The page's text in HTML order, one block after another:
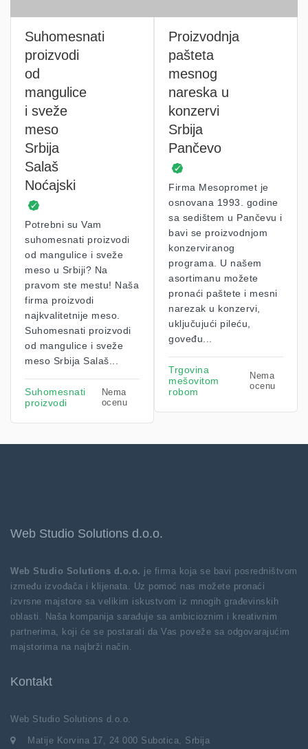
Suhomesnati
proizvodi
od
mangulice
i sveže
meso
Srbija
Salaš
Noćajski
Potrebni su Vam
suhomesnati proizvodi
od mangulice i sveže
meso u Srbiji? Na
pravom ste mestu! Naša
firma proizvodi
najkvalitetnije meso.
Suhomesnati proizvodi
od mangulice i sveže
meso Srbija Salaš...
Suhomesnati
proizvodi
Nema
ocenu
Proizvodnja
pašteta
mesnog
nareska u
konzervi
Srbija
Pančevo
Firma Mesopromet je
osnovana 1993. godine
sa sedištem u Pančevu i
bavi se proizvodnjom
konzerviranog
programa. U našem
asortimanu možete
pronaći paštete i mesni
narezak u konzervi,
uključujući pileću,
goveđu...
Trgovina
mešovitom
robom
Nema
ocenu
Web Studio Solutions d.o.o.
Web Studio Solutions d.o.o. je firma koja se bavi posredništvom
između izvođača i klijenata. Uz pomoć nas možete pronaći
izvrsne majstore sa velikim iskustvom iz mnogih građevinskih
oblasti. Naša kompanija sarađuje sa ambicioznim i kreativnim
partnerima, koji će se postarati da Vas poveže sa odgovarajućim
majstorima na najbrži način.
Kontakt
Web Studio Solutions d.o.o.
Matije Korvina 17, 24 000 Subotica, Srbija